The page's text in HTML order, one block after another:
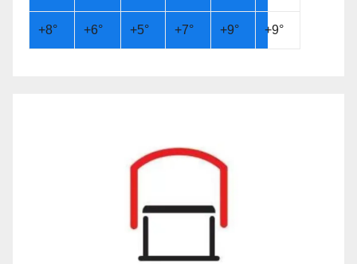
+8° +6° +5° +7° +9° +9°